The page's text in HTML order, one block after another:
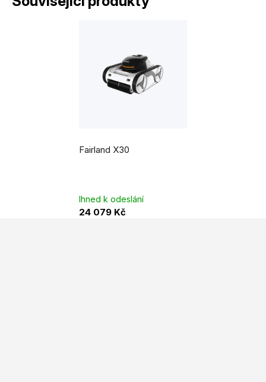
Fairland X30
Ihned k odeslání
24 079 Kč